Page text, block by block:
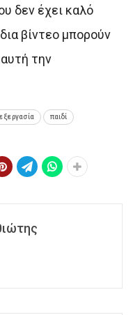
δεν έχει καλό
βίντεο μπορούν
την
παιδί